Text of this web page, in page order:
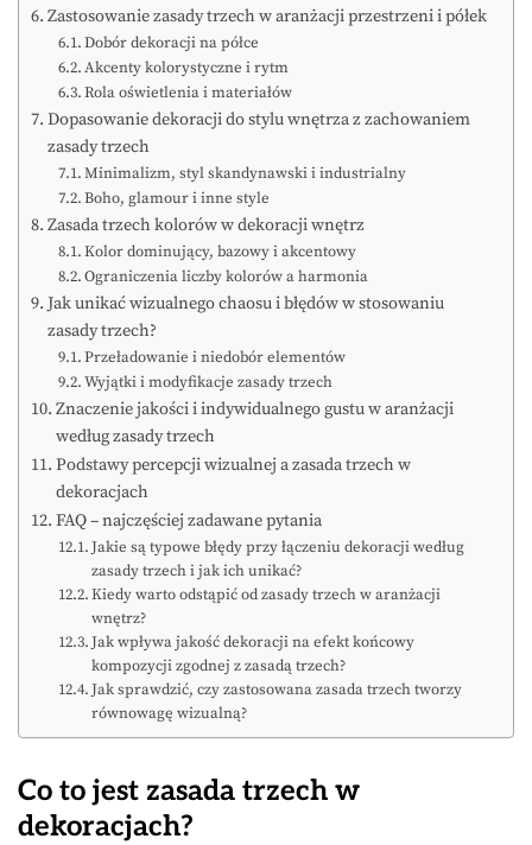
Zastosowanie zasady trzech w aranżacji przestrzeni i półek
Dobór dekoracji na półce
Akcenty kolorystyczne i rytm
Rola oświetlenia i materiałów
Dopasowanie dekoracji do stylu wnętrza z zachowaniem
zasady trzech
Minimalizm, styl skandynawski i industrialny
Boho, glamour i inne style
Zasada trzech kolorów w dekoracji wnętrz
Kolor dominujący, bazowy i akcentowy
Ograniczenia liczby kolorów a harmonia
Jak unikać wizualnego chaosu i błędów w stosowaniu
zasady trzech?
Przeładowanie i niedobór elementów
Wyjątki i modyfikacje zasady trzech
Znaczenie jakości i indywidualnego gustu w aranżacji
według zasady trzech
Podstawy percepcji wizualnej a zasada trzech w
dekoracjach
FAQ – najczęściej zadawane pytania
Jakie są typowe błędy przy łączeniu dekoracji według
zasady trzech i jak ich unikać?
Kiedy warto odstąpić od zasady trzech w aranżacji
wnętrz?
Jak wpływa jakość dekoracji na efekt końcowy
kompozycji zgodnej z zasadą trzech?
Jak sprawdzić, czy zastosowana zasada trzech tworzy
równowagę wizualną?
Co to jest zasada trzech w
dekoracjach?